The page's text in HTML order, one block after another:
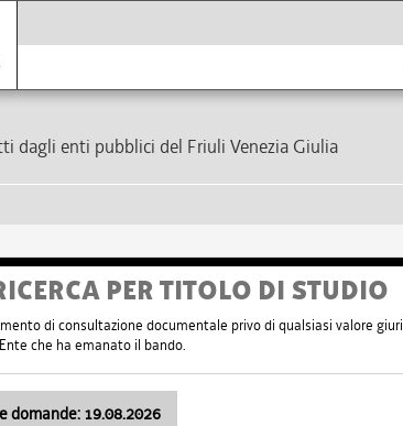
dagli enti pubblici del Friuli Venezia Giulia
PER TITOLO DI STUDIO
di consultazione documentale privo di qualsiasi valore
che ha emanato il bando.
domande: 19.08.2026